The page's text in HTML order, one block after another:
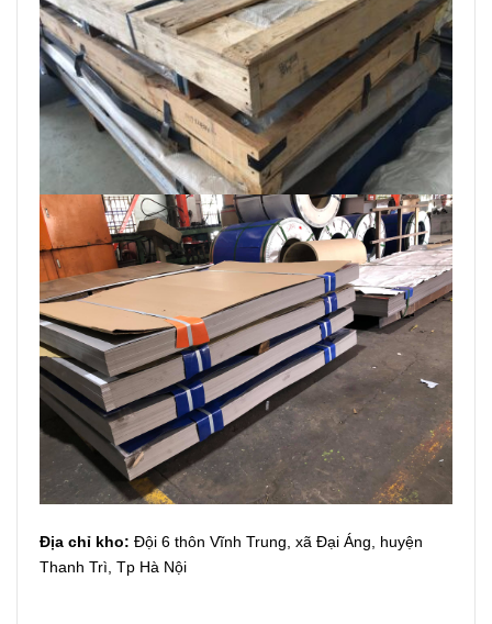
Địa chỉ kho: Đội 6 thôn Vĩnh Trung, xã Đại Áng, huyện
Thanh Trì, Tp Hà Nội